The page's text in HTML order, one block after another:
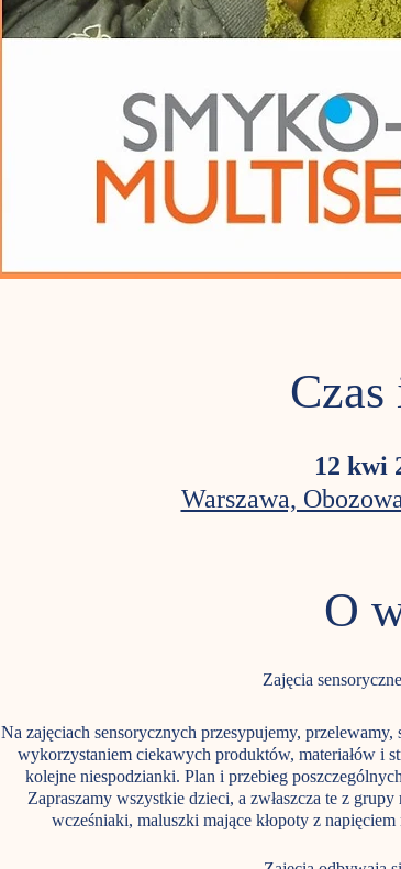
12 kwi
Warszawa,
O
Zajęcia
Na zajęciach sensorycznych przesypujemy,
wykorzystaniem ciekawych produktów, materiałów i
kolejne niespodzianki. Plan i przebieg
Zapraszamy wszystkie dzieci, a zwłaszcza te z
wcześniaki, maluszki mające kłopoty z